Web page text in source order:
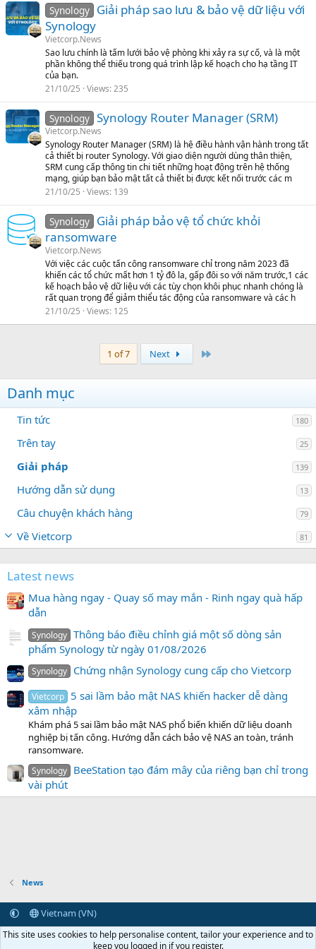
Synology Giải pháp sao lưu & bảo vệ dữ liệu với
Synology
Vietcorp.News
Sao lưu chính là tấm lưới bảo vệ phòng khi xảy ra sự cố, và là một
phần không thể thiếu trong quá trình lập kế hoạch cho hạ tầng IT
của bạn.
21/10/25 Views 235
Synology Synology Router Manager (SRM)
Vietcorp.News
Synology Router Manager (SRM) là hệ điều hành vận hành trong tất
cả thiết bị router Synology. Với giao diện người dùng thân thiện,
SRM cung cấp thông tin chi tiết những hoạt động trên hệ thống
mạng, giúp bạn bảo mật tất cả thiết bị được kết nối trước các m
21/10/25 Views 139
Synology Giải pháp bảo vệ tổ chức khỏi
ransomware
Vietcorp.News
Với việc các cuộc tấn công ransomware chỉ trong năm 2023 đã
khiến các tổ chức mất hơn 1 tỷ đô la, gấp đôi so với năm trước,1 các
kế hoạch bảo vệ dữ liệu với các tùy chọn khôi phục nhanh chóng là
rất quan trọng để giảm thiểu tác động của ransomware và các h
21/10/25 Views 125
1 of 7 Next
Danh mục
Tin tức 180
Trên tay 25
Giải pháp 139
Hướng dẫn sử dụng 13
Câu chuyện khách hàng 79
Về Vietcorp 81
Latest news
Mua hàng ngay - Quay số may mắn - Rinh ngay quà hấp
dẫn
Synology Thông báo điều chỉnh giá một số dòng sản
phẩm Synology từ ngày 01/08/2026
Synology Chứng nhận Synology cung cấp cho Vietcorp
Vietcorp 5 sai lầm bảo mật NAS khiến hacker dễ dàng
xâm nhập
Khám phá 5 sai lầm bảo mật NAS phổ biến khiến dữ liệu doanh
nghiệp bị tấn công. Hướng dẫn cách bảo vệ NAS an toàn, tránh
ransomware.
Synology BeeStation tạo đám mây của riêng bạn chỉ trong
vài phút
News
Vietnam (VN)
Terms and rules
Privacy policy Help Home
R
This site uses cookies to help personalise content, tailor your experience and to
keep you logged in if you register.